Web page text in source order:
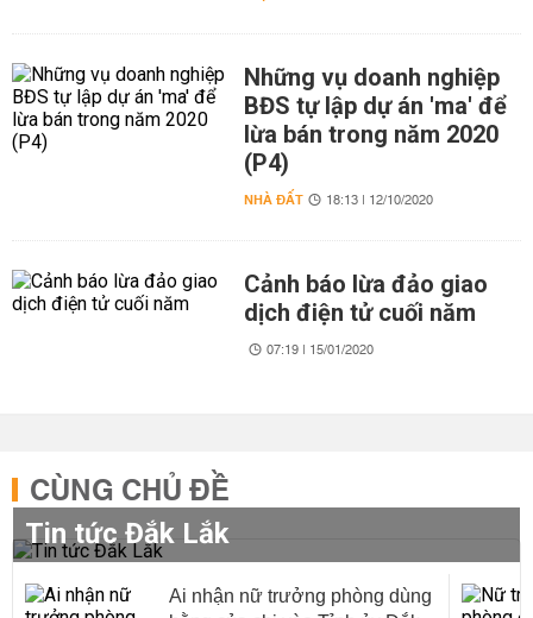
Những vụ doanh nghiệp
BĐS tự lập dự án 'ma' để
lừa bán trong năm 2020
(P4)
NHÀ ĐẤT 18:13 | 12/10/2020
Cảnh báo lừa đảo giao
dịch điện tử cuối năm
07:19 | 15/01/2020
CÙNG CHỦ ĐỀ
Tin tức Đắk Lắk
Ai nhận nữ trưởng phòng dùng